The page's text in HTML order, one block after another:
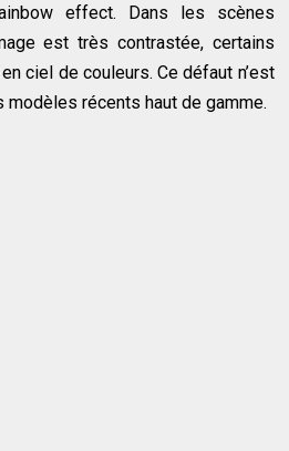
effect. Dans les scènes
est très contrastée, certains
ciel de couleurs. Ce défaut n’est
récents haut de gamme.